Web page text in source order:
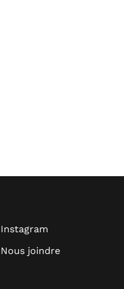
Instagram
Nous joindre